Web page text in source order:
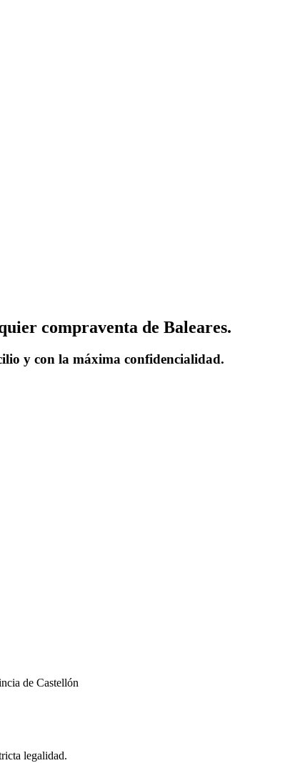
compraventa de Baleares.
y con la máxima confidencialidad.
de Castellón
legalidad.